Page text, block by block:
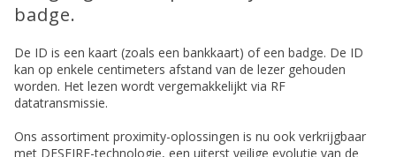
badge.
De ID is een kaart (zoals een bankkaart) of een badge. De ID
kan op enkele centimeters afstand van de lezer gehouden
worden. Het lezen wordt vergemakkelijkt via RF
datatransmissie.
Ons assortiment proximity-oplossingen is nu ook verkrijgbaar
met DESFIRE-technologie, een uiterst veilige evolutie van de